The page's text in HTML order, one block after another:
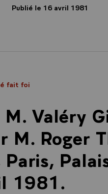
Publié le 16 avril 1981
fait foi
Valéry
M. Roger
1981.